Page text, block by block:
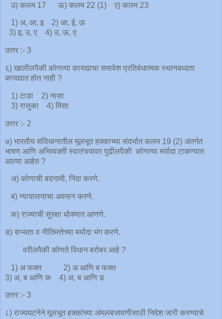
उ) कलम 17 ऊ) कलम 22 (1) ए) कलम 23
1) अ, आ, इ 2) आ, ई, ऊ
3) इ, उ, ए 4) उ, ऊ, ए
उत्तर :- 3
६) खालीलपैकी कोणत्या कायद्याचा समावेश प्रतिबंधात्मक स्थानबध्दता
कायद्यात होत नाही ?
1) टाडा 2) नासा
3) रासुका 4) मिसा
उत्तर :- 2
७) भारतीय संविधानातील मूलभूत हक्काच्या संदर्भात कलम 19 (2) अंतर्गत
भाषण आणि अभिव्यक्ती स्वातंत्र्यावर पुढीलपैकी कोणत्या मर्यादा टाकण्यात
आल्या आहेत ?
अ) कोणाची बदनामी, निंदा करणे.
ब) न्यायालयाचा अवमान करणे.
क) राज्याची सुरक्षा धोक्यात आणणे.
ड) सभ्यता व नीतिमत्तेच्या मर्यादा भंग करणे.
वरीलपैकी कोणते विधान बरोबर आहे ?
1) अ फक्त 2) अ आणि ब फक्त
3) अ, ब आणि क 4) अ, ब आणि ड
उत्तर :- 3
८) राज्यघटनेने मूलभूत हक्कांच्या अंमलबजावणीसाठी निदेश जारी करण्याचे